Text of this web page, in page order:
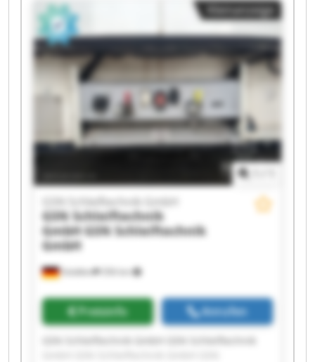
Schleiftechnik GmbH GSN Schleiftechnik GmbH
GSN Schleiftechnik GmbH GSN Schleiftechnik
GmbH GSN Schleiftechnik GmbH GSN
Schleiftechnik GmbH GSN Schleiftechnik GmbH
GSN Schleiftechnik GmbH GSN Schleiftechnik
GmbH GSN Schleiftechnik GmbH GSN
Schleiftechnik GmbH GSN Schleiftechnik GmbH
Kleinanzeige
Stödtlen 356 km
GSN Schleiftechnik GmbH
GSN Schleiftechnik
GmbHGSN Schleiftechnik
GmbH
Preisinfo Anrufen